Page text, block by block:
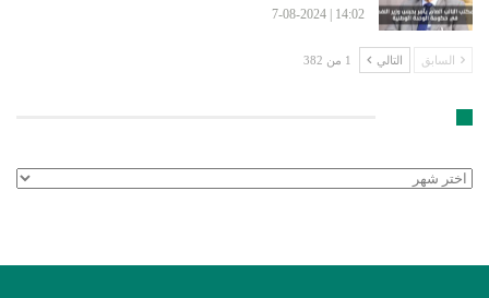
14:02 | 7-08-2024
السابق التالي 1 من 382
الأرشيف